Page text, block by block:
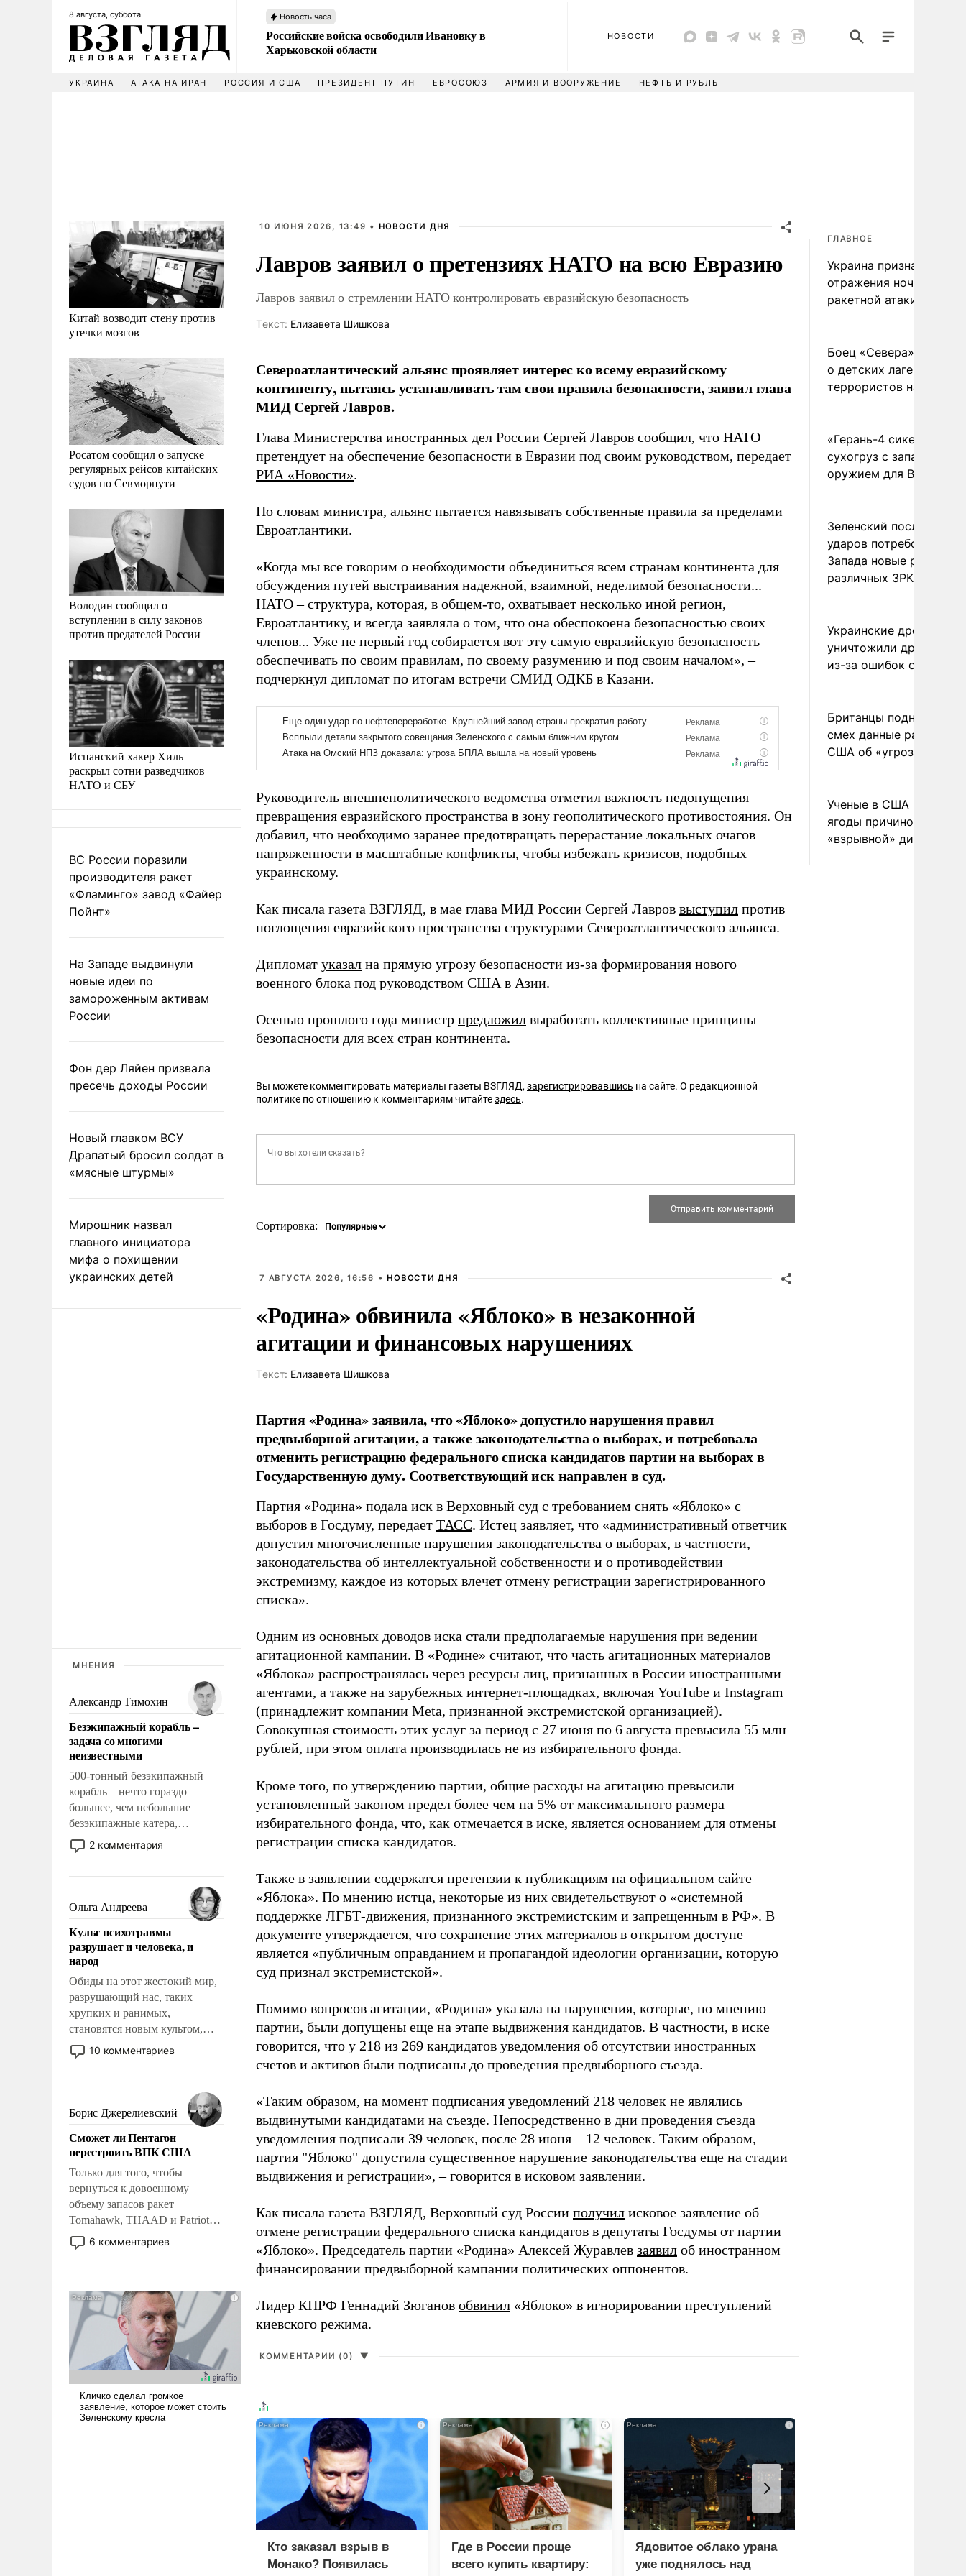
8 августа, суббота Новость часа
Российские войска освободили Ивановку в
Харьковской области
НОВОСТИ
УКРАИНА АТАКА НА ИРАН РОССИЯ И США ПРЕЗИДЕНТ ПУТИН ЕВРОСОЮЗ АРМИЯ И ВООРУЖЕНИЕ НЕФТЬ И РУБЛЬ
Китай возводит стену против
утечки мозгов
Росатом сообщил о запуске
регулярных рейсов китайских
судов по Севморпути
Володин сообщил о
вступлении в силу законов
против предателей России
Испанский хакер Хиль
раскрыл сотни разведчиков
НАТО и СБУ
ВС России поразили
производителя ракет
«Фламинго» завод «Файер
Пойнт»
На Западе выдвинули
новые идеи по
замороженным активам
России
Фон дер Ляйен призвала
пресечь доходы России
Новый главком ВСУ
Драпатый бросил солдат в
«мясные штурмы»
Мирошник назвал
главного инициатора
мифа о похищении
украинских детей
МНЕНИЯ
Александр Тимохин
Безэкипажный корабль –
задача со многими
неизвестными
500-тонный безэкипажный
корабль – нечто гораздо
большее, чем небольшие
безэкипажные катера,
применение которых уже
стало обыденностью. Задача по
сложна и амбициозна. Однако
и ее реализация радикально
поднимет наши боевые
возможности.
2 комментария
Ольга Андреева
Культ психотравмы
разрушает и человека, и
народ
Обиды на этот жестокий мир,
разрушающий нас, таких
хрупких и ранимых,
становятся новым культом,
постепенно вытесняя и
отменяя традиционное
мужественным и твердым под
ударами судьбы, брать на себя
ответственность, помогать
слабым, идти вперед и
адаптироваться.
10 комментариев
Борис Джерелиевский
Сможет ли Пентагон
перестроить ВПК США
Только для того, чтобы
вернуться к довоенному
объему запасов ракет
Tomahawk, THAAD и Patriot
США потребуется более трех
лет. Даже небольшая война с
Сложившаяся ситуация
означает многолетний период
уязвимости США, например,
перед Китаем.
6 комментариев
10 ИЮНЯ 2026, 13:49 • НОВОСТИ ДНЯ
Лавров заявил о претензиях НАТО на всю Евразию
Лавров заявил о стремлении НАТО контролировать евразийскую безопасность
Tекст: Елизавета Шишкова
Североатлантический альянс проявляет интерес ко всему евразийскому
континенту, пытаясь устанавливать там свои правила безопасности, заявил глава
МИД Сергей Лавров.
Глава Министерства иностранных дел России Сергей Лавров сообщил, что НАТО
претендует на обеспечение безопасности в Евразии под своим руководством, передает
РИА «Новости».
По словам министра, альянс пытается навязывать собственные правила за пределами
Евроатлантики.
«Когда мы все говорим о необходимости объединиться всем странам континента для
обсуждения путей выстраивания надежной, взаимной, неделимой безопасности...
НАТО – структура, которая, в общем-то, охватывает несколько иной регион,
Евроатлантику, и всегда заявляла о том, что она обеспокоена безопасностью своих
членов... Уже не первый год собирается вот эту самую евразийскую безопасность
обеспечивать по своим правилам, по своему разумению и под своим началом», –
подчеркнул дипломат по итогам встречи СМИД ОДКБ в Казани.
Руководитель внешнеполитического ведомства отметил важность недопущения
превращения евразийского пространства в зону геополитического противостояния. Он
добавил, что необходимо заранее предотвращать перерастание локальных очагов
напряженности в масштабные конфликты, чтобы избежать кризисов, подобных
украинскому.
Как писала газета ВЗГЛЯД, в мае глава МИД России Сергей Лавров выступил против
поглощения евразийского пространства структурами Североатлантического альянса.
Дипломат указал на прямую угрозу безопасности из-за формирования нового
военного блока под руководством США в Азии.
Осенью прошлого года министр предложил выработать коллективные принципы
безопасности для всех стран континента.
Вы можете комментировать материалы газеты ВЗГЛЯД, зарегистрировавшись на сайте. О редакционной
политике по отношению к комментариям читайтездесь.
Сортировка:
7 АВГУСТА 2026, 16:56 • НОВОСТИ ДНЯ
«Родина» обвинила «Яблоко» в незаконной
агитации и финансовых нарушениях
Tекст: Елизавета Шишкова
Партия «Родина» заявила, что «Яблоко» допустило нарушения правил
предвыборной агитации, а также законодательства о выборах, и потребовала
отменить регистрацию федерального списка кандидатов партии на выборах в
Государственную думу. Соответствующий иск направлен в суд.
Партия «Родина» подала иск в Верховный суд с требованием снять «Яблоко» с
выборов в Госдуму, передает ТАСС. Истец заявляет, что «административный ответчик
допустил многочисленные нарушения законодательства о выборах, в частности,
законодательства об интеллектуальной собственности и о противодействии
экстремизму, каждое из которых влечет отмену регистрации зарегистрированного
списка».
Одним из основных доводов иска стали предполагаемые нарушения при ведении
агитационной кампании. В «Родине» считают, что часть агитационных материалов
«Яблока» распространялась через ресурсы лиц, признанных в России иностранными
агентами, а также на зарубежных интернет-площадках, включая YouTube и Instagram
(принадлежит компании Meta, признанной экстремистской организацией).
Совокупная стоимость этих услуг за период с 27 июня по 6 августа превысила 55 млн
рублей, при этом оплата производилась не из избирательного фонда.
Кроме того, по утверждению партии, общие расходы на агитацию превысили
установленный законом предел более чем на 5% от максимального размера
избирательного фонда, что, как отмечается в иске, является основанием для отмены
регистрации списка кандидатов.
Также в заявлении содержатся претензии к публикациям на официальном сайте
«Яблока». По мнению истца, некоторые из них свидетельствуют о «системной
поддержке ЛГБТ-движения, признанного экстремистским и запрещенным в РФ». В
документе утверждается, что сохранение этих материалов в открытом доступе
является «публичным оправданием и пропагандой идеологии организации, которую
суд признал экстремистской».
Помимо вопросов агитации, «Родина» указала на нарушения, которые, по мнению
партии, были допущены еще на этапе выдвижения кандидатов. В частности, в иске
говорится, что у 218 из 269 кандидатов уведомления об отсутствии иностранных
счетов и активов были подписаны до проведения предвыборного съезда.
«Таким образом, на момент подписания уведомлений 218 человек не являлись
выдвинутыми кандидатами на съезде. Непосредственно в дни проведения съезда
уведомления подписали 39 человек, после 28 июня – 12 человек. Таким образом,
партия "Яблоко" допустила существенное нарушение законодательства еще на стадии
выдвижения и регистрации», – говорится в исковом заявлении.
Как писала газета ВЗГЛЯД, Верховный суд России получил исковое заявление об
отмене регистрации федерального списка кандидатов в депутаты Госдумы от партии
«Яблоко». Председатель партии «Родина» Алексей Журавлев заявил об иностранном
финансировании предвыборной кампании политических оппонентов.
Лидер КПРФ Геннадий Зюганов обвинил «Яблоко» в игнорировании преступлений
киевского режима.
КОММЕНТАРИИ (0) ▼
i
Кто заказал взрыв в
Монако? Появилась
i
Где в России проще
всего купить квартиру:
i
Ядовитое облако урана
уже поднялось над
ГЛАВНОЕ
Украина признала
отражения ночной
ракетной атаки
Боец «Севера»
о детских лагерях
террористов на
«Герань-4 сикер»
сухогруз с западным
оружием для ВСУ
Зеленский после
ударов потребовал у
Запада новые ракеты
различных ЗРК
Украинские дроны
уничтожили друг друга
из-за ошибок
Британцы подняли на
смех данные разведки
США об «угрозе
Ученые в США назвали
ягоды причиной
«взрывной» диареи